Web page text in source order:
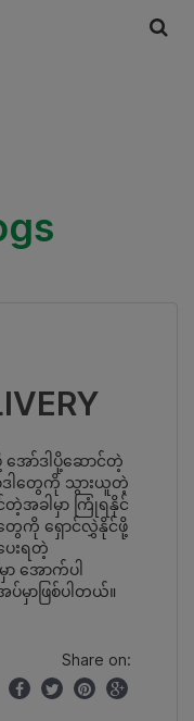
အော်ဒါပို့ဆောင်တဲ့
ဒါတွေကို သွားယူတဲ့
တဲ့အခါမှာ ကြုံရနိုင်
ေကို ရှောင်လွှဲနိုင်ဖို့
းရတဲ့
အောက်ပါ
ာဖြစ်ပါတယ်။
Share on: